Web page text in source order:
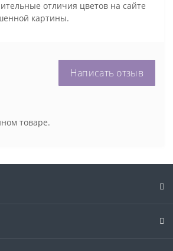
отличия цветов на сайте
картины.
Написать отзыв
товаре.